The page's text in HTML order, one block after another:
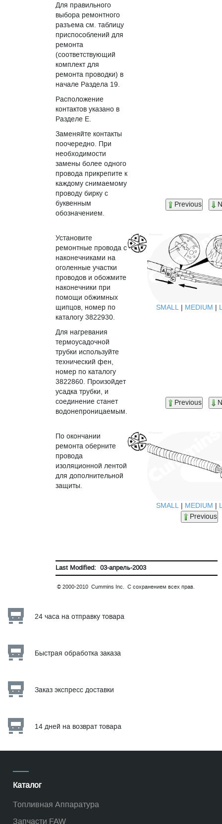
Для правильного
выбора ремонтного
разъема см. таблицу
приспособлений для
ремонта
(соответствующий
комплект для
ремонта проводки) в
начале Раздела 19.
Расположение
контактов указано в
Разделе E.
Заменяйте контакты
поочередно. При
необходимости
замены более одного
провода прикрепите к
каждому снимаемому
проводу бирку с
буквенным
обозначением.
Previous
Установите
ремонтные провода с
наконечниками на
оголенные участки
проводов и обожмите
наконечники при
помощи обжимных
щипцов, номер по
каталогу 3822930.
Для нагревания
термоусадочной
трубки используйте
технический фен,
номер по каталогу
3822860. Произойдет
усадка трубки, и
соединение станет
водонепроницаемым.
SMALL | MEDIUM |
Previous
По окончании
ремонта оберните
провода
изоляционной лентой
для дополнительной
защиты.
SMALL | MEDIUM |
Previous
Last Modified: 03-апрель-2003
© 2000-2010 Cummins Inc. С сохранением всех прав.
24 часа на отправку товара
Быстрая обработка заказа
Заказ экспресс доставки
14 дней на возврат товара
Каталог
Топливная Аппаратура
Запчасти FAW